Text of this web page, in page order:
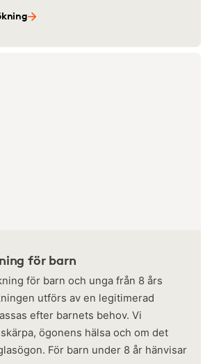
för barn
för barn och unga från 8 års
utförs av en legitimerad
efter barnets behov. Vi
ögonens hälsa och om det
För barn under 8 år hänvisar